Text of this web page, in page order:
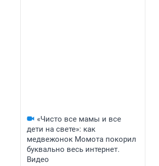
«Чисто все мамы и все
дети на свете»: как
медвежонок Момота покорил
буквально весь интернет.
Видео